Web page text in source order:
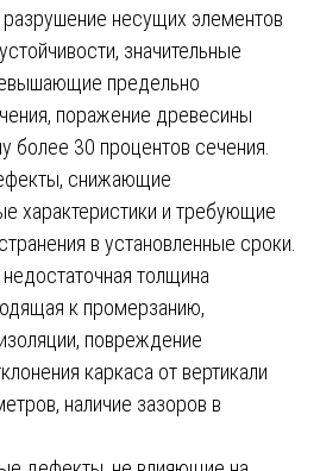
разрушение несущих элементов
значительные
предельно
поражение древесины
более 30 процентов сечения.
снижающие
характеристики и требующие
в установленные сроки.
толщина
к промерзанию,
повреждение
каркаса от вертикали
наличие зазоров в